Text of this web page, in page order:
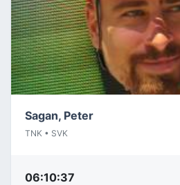
Sagan, Peter
TNK • SVK
06:10:37